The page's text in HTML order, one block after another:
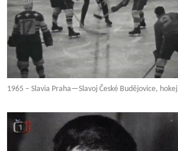
1965 – Slavia Praha—Slavoj České Budějovice, hokej